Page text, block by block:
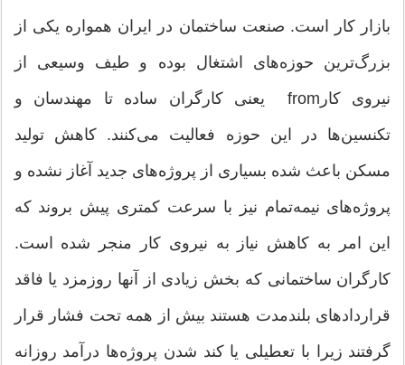
بازار کار است. صنعت ساختمان در ایران همواره یکی از
بزرگ‌ترین حوزه‌های اشتغال بوده و طیف وسیعی از
نیروی کارfrom یعنی کارگران ساده تا مهندسان و
تکنسین‌ها در این حوزه فعالیت می‌کنند. کاهش تولید
مسکن باعث شده بسیاری از پروژه‌های جدید آغاز نشده و
پروژه‌های نیمه‌تمام نیز با سرعت کمتری پیش بروند که
این امر به کاهش نیاز به نیروی کار منجر شده است.
کارگران ساختمانی که بخش زیادی از آنها روزمزد یا فاقد
قراردادهای بلندمدت هستند بیش از همه تحت فشار قرار
گرفتند زیرا با تعطیلی یا کند شدن پروژه‌ها درآمد روزانه